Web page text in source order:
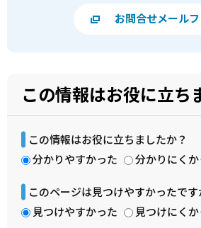
お問合せメール
この情報はお役に立ち
この情報はお役に立ちましたか？
分かりやすかった
分かりにく
このページは見つけやすかったです
見つけやすかった
見つけにく